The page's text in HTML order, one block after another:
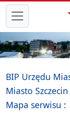
przejdź do
BIP Urzędu
Miasto Szczecin
Mapa serwisu -